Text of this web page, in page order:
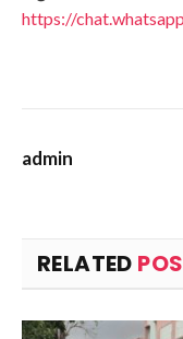
https://
admin
RELATED